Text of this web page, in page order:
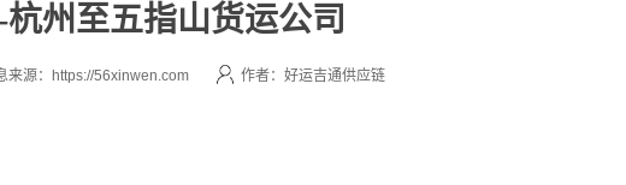
州至五指山货运公司
来源：https://56xinwen.com 作者：好运吉通供应链